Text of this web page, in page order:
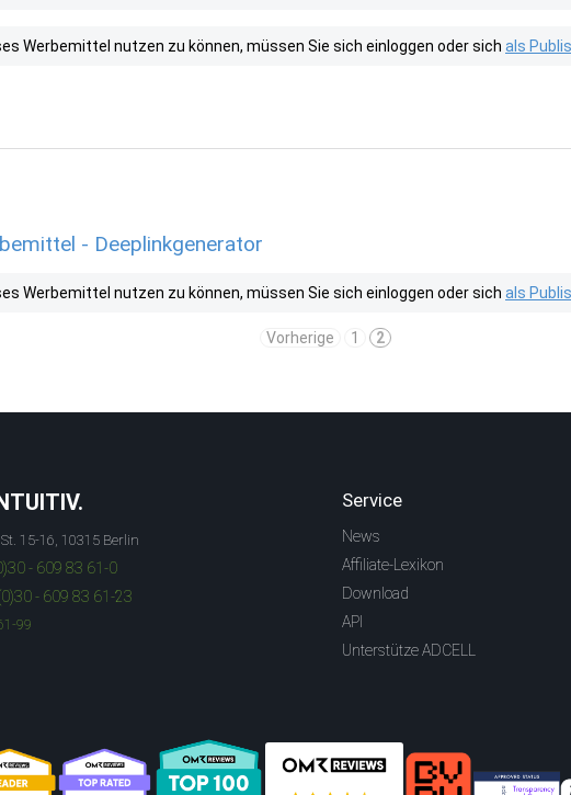
Werbemittel nutzen zu können, müssen Sie sich einloggen oder sich als
- Deeplinkgenerator
Werbemittel nutzen zu können, müssen Sie sich einloggen oder sich als
Vorherige 1 2
15-16, 10315 Berlin
- 609 83 61-0
- 609 83 61-23
99
Service
News
Affiliate-Lexikon
Download
API
Unterstütze ADCELL